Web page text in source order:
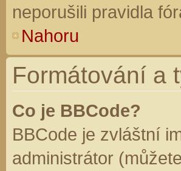
neporušili pravidla
Nahoru
Formátování a
Co je BBCode?
BBCode je zvláštní
administrátor